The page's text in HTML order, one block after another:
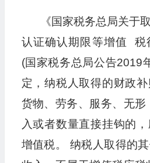
《国家税务总局关于
认证确认期限等增值 税
(国家税务总局公告2019
定，纳税人取得的财政
货物、劳务、服务、无
入或者数量直接挂钩的
增值税。 纳税人取得的